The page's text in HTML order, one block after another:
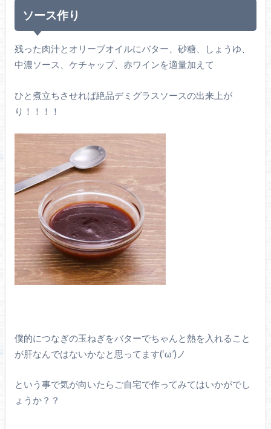
ソース作り
残った肉汁とオリーブオイルにバター、砂糖、しょうゆ、
中濃ソース、ケチャップ、赤ワインを適量加えて
ひと煮立ちさせれば絶品デミグラスソースの出来上が
り！！！！
僕的につなぎの玉ねぎをバターでちゃんと熱を入れること
が肝なんではないかなと思ってます(‘ω’)ノ
という事で気が向いたらご自宅で作ってみてはいかがでし
ょうか？？